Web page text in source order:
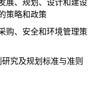
展、规划、设计和建设
策略和政策
购、安全和环境管理策
究及规划标准与准则